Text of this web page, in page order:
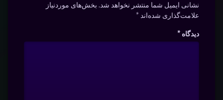
نشانی ایمیل شما منتشر نخواهد شد. بخش‌های موردنیاز
علامت‌گذاری شده‌اند*
دیدگاه *